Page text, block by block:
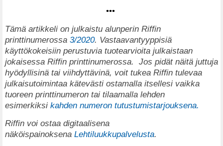
•••
Tämä artikkeli on julkaistu alunperin Riffin
printtinumerossa 3/2020. Vastaavantyyppisiä
käyttökokeisiin perustuvia tuotearvioita julkaistaan
jokaisessa Riffin printtinumerossa. Jos pidät näitä juttuja
hyödyllisinä tai viihdyttävinä, voit tukea Riffin tulevaa
julkaisutoimintaa kätevästi ostamalla itsellesi vaikka
tuoreen printtinumeron tai tilaamalla lehden
esimerkiksi kahden numeron tutustumistarjouksena.
Riffin voi ostaa digitaalisena
näköispainoksena Lehtiluukkupalvelusta.